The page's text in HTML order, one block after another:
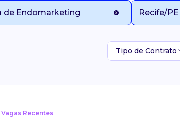
Tipo de Contrato
Vagas Recentes